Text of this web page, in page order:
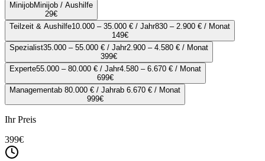
MinijobMinijob / Aushilfe
29€
Teilzeit & Aushilfe10.000 – 35.000 € / Jahr830 – 2.900 € / Monat
149€
Spezialist35.000 – 55.000 € / Jahr2.900 – 4.580 € / Monat
399€
Experte55.000 – 80.000 € / Jahr4.580 – 6.670 € / Monat
699€
Managementab 80.000 € / Jahrab 6.670 € / Monat
999€
Ihr Preis
399€